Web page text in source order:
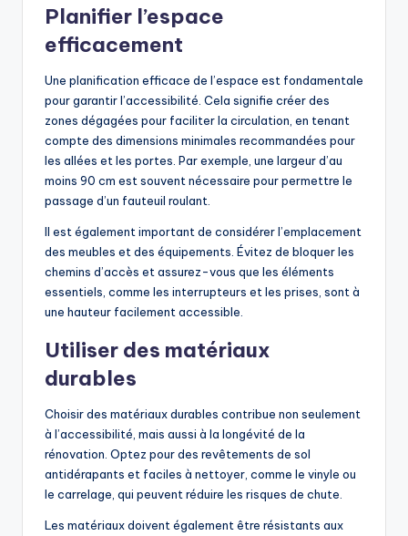
Planifier l’espace
efficacement
Une planification efficace de l’espace est fondamentale
pour garantir l’accessibilité. Cela signifie créer des
zones dégagées pour faciliter la circulation, en tenant
compte des dimensions minimales recommandées pour
les allées et les portes. Par exemple, une largeur d’au
moins 90 cm est souvent nécessaire pour permettre le
passage d’un fauteuil roulant.
Il est également important de considérer l’emplacement
des meubles et des équipements. Évitez de bloquer les
chemins d’accès et assurez-vous que les éléments
essentiels, comme les interrupteurs et les prises, sont à
une hauteur facilement accessible.
Utiliser des matériaux
durables
Choisir des matériaux durables contribue non seulement
à l’accessibilité, mais aussi à la longévité de la
rénovation. Optez pour des revêtements de sol
antidérapants et faciles à nettoyer, comme le vinyle ou
le carrelage, qui peuvent réduire les risques de chute.
Les matériaux doivent également être résistants aux